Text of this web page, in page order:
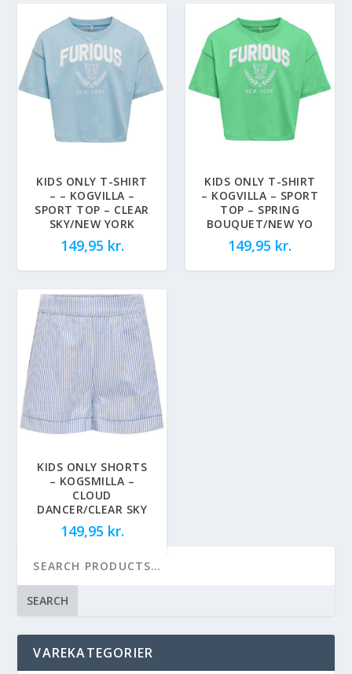
KIDS ONLY T-SHIRT
– – KOGVILLA –
SPORT TOP – CLEAR
SKY/NEW YORK
149,95 kr.
KIDS ONLY T-SHIRT
– KOGVILLA – SPORT
TOP – SPRING
BOUQUET/NEW YO
149,95 kr.
KIDS ONLY SHORTS
– KOGSMILLA –
CLOUD
DANCER/CLEAR SKY
149,95 kr.
SEARCH
VAREKATEGORIER